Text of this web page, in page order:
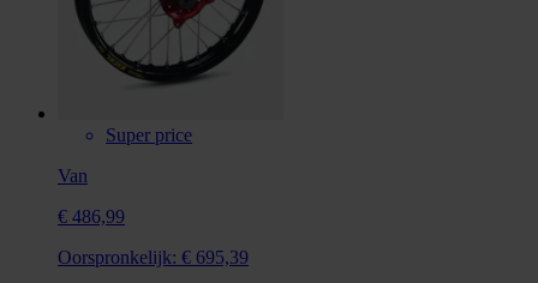
Super price
Van
€ 486,99
Oorspronkelijk: € 695,39